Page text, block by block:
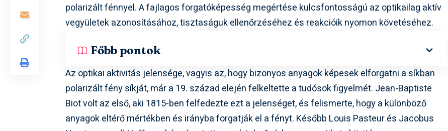
polarizált fénnyel. A fajlagos forgatóképesség megértése kulcsfontosságú az optikailag aktív
vegyületek azonosításához, tisztaságuk ellenőrzéséhez és reakcióik nyomon követéséhez.
Főbb pontok
Az optikai aktivitás jelensége, vagyis az, hogy bizonyos anyagok képesek elforgatni a síkban
polarizált fény síkját, már a 19. század elején felkeltette a tudósok figyelmét. Jean-Baptiste
Biot volt az első, aki 1815-ben felfedezte ezt a jelenséget, és felismerte, hogy a különböző
anyagok eltérő mértékben és irányba forgatják el a fényt. Később Louis Pasteur és Jacobus